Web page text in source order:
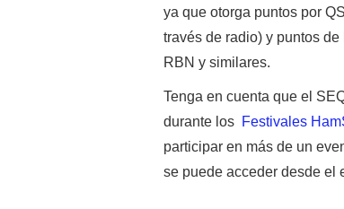
ya que otorga puntos por
través de radio) y puntos
RBN y similares.
Tenga en cuenta que el
durante los Festivales
participar en más de un
se puede acceder desde el